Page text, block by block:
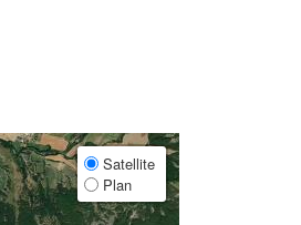
Satellite
Plan